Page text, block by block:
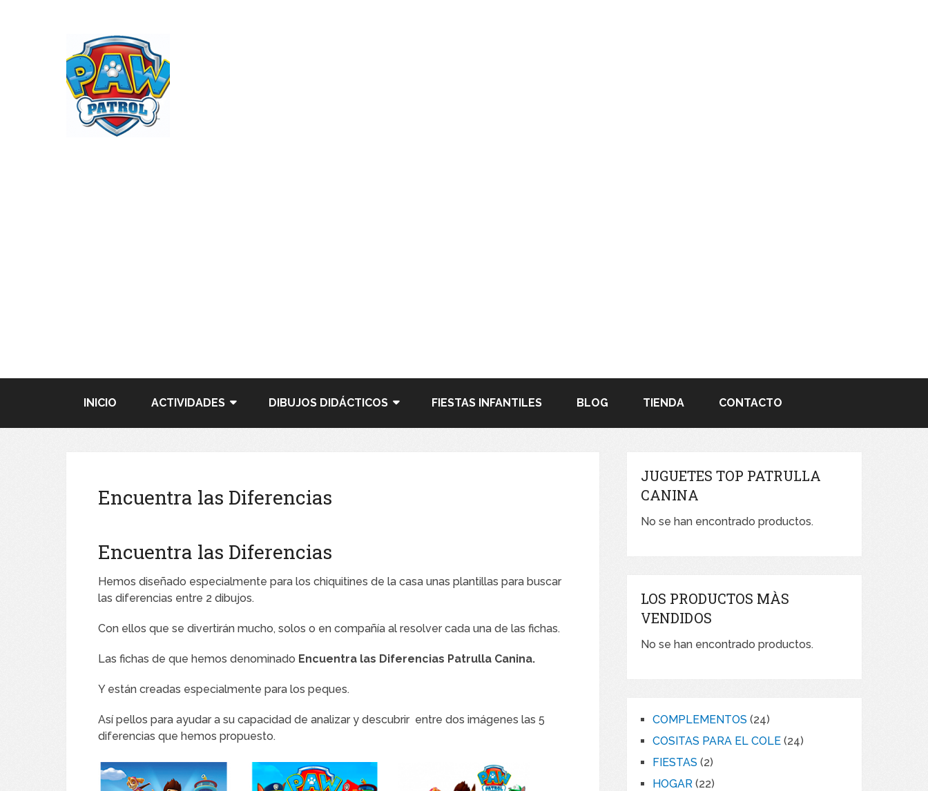
INICIO ACTIVIDADES DIBUJOS DIDÁCTICOS FIESTAS INFANTILES BLOG TIENDA CONTACTO
Encuentra las Diferencias
Encuentra las Diferencias
Hemos diseñado especialmente para los chiquitines de la casa unas plantillas para buscar
las diferencias entre 2 dibujos.
Con ellos que se divertirán mucho, solos o en compañía al resolver cada una de las fichas.
Las fichas de que hemos denominado Encuentra las Diferencias Patrulla Canina.
Y están creadas especialmente para los peques.
Así pellos para ayudar a su capacidad de analizar y descubrir entre dos imágenes las 5
diferencias que hemos propuesto.
JUGUETES TOP PATRULLA
CANINA
No se han encontrado productos.
LOS PRODUCTOS MÀS
VENDIDOS
No se han encontrado productos.
COMPLEMENTOS 2424
productos
COSITAS PARA EL COLE 2424
FIESTAS 22
productos
HOGAR 2222